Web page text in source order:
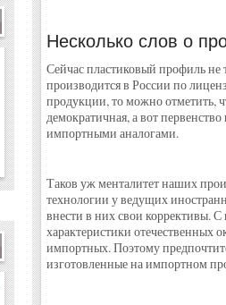
Несколько слов о
Сейчас пластиковый профиль не
производится в России по
продукции, то можно отметить,
демократичная, а вот
импортными аналогами.
Таков уж менталитет наших
технологии у ведущих
внести в них свои коррективы.
характеристики отечественных
импортных. Поэтому
изготовленные на импортном